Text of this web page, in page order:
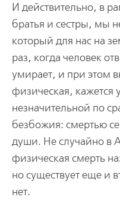
И действительно, в
братья и сестры, мы
который для нас на
раз, когда человек
умирает, и при этом
физическая, кажется
незначительной по
безбожия: смертью
души. Не случайно в
физическая смерть
но существует еще и
нет.